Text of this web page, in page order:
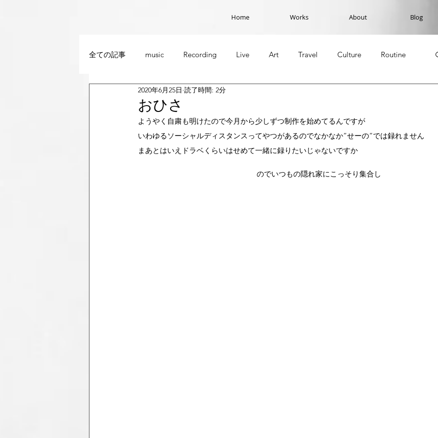
Home Works About Blog
全ての記事 music Recording Live Art Travel Culture Routine
おひさ
2020年6月25日 読了時間: 2分
ようやく自粛も明けたので今月から少しずつ制作を始めてるんですが
いわゆるソーシャルディスタンスってやつがあるのでなかなか”せーの”では録れません
まあとはいえドラベくらいはせめて一緒に録りたいじゃないですか
のでいつもの隠れ家にこっそり集合し